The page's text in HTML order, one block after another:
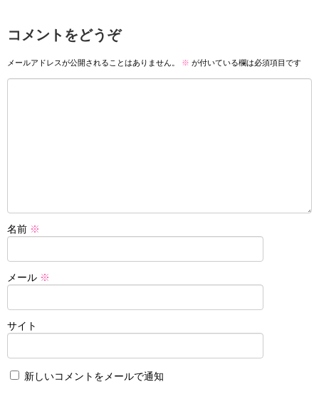
コメントをどうぞ
メールアドレスが公開されることはありません。 ※ が付いている欄は必須項目です
名前 ※
メール ※
サイト
新しいコメントをメールで通知